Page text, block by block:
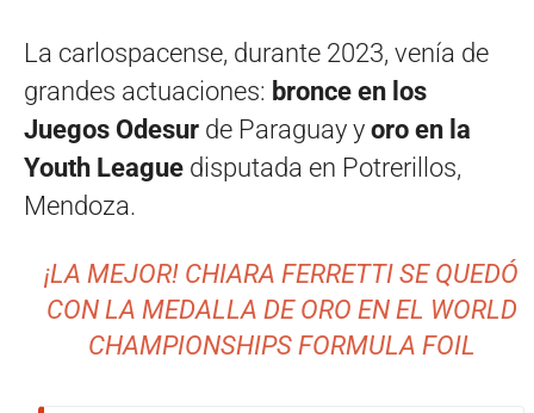
La carlospacense, durante 2023, venía de
grandes actuaciones: bronce en los
Juegos Odesur de Paraguay y oro en la
Youth League disputada en Potrerillos,
Mendoza.
¡LA MEJOR! CHIARA FERRETTI SE QUEDÓ
CON LA MEDALLA DE ORO EN EL WORLD
CHAMPIONSHIPS FORMULA FOIL